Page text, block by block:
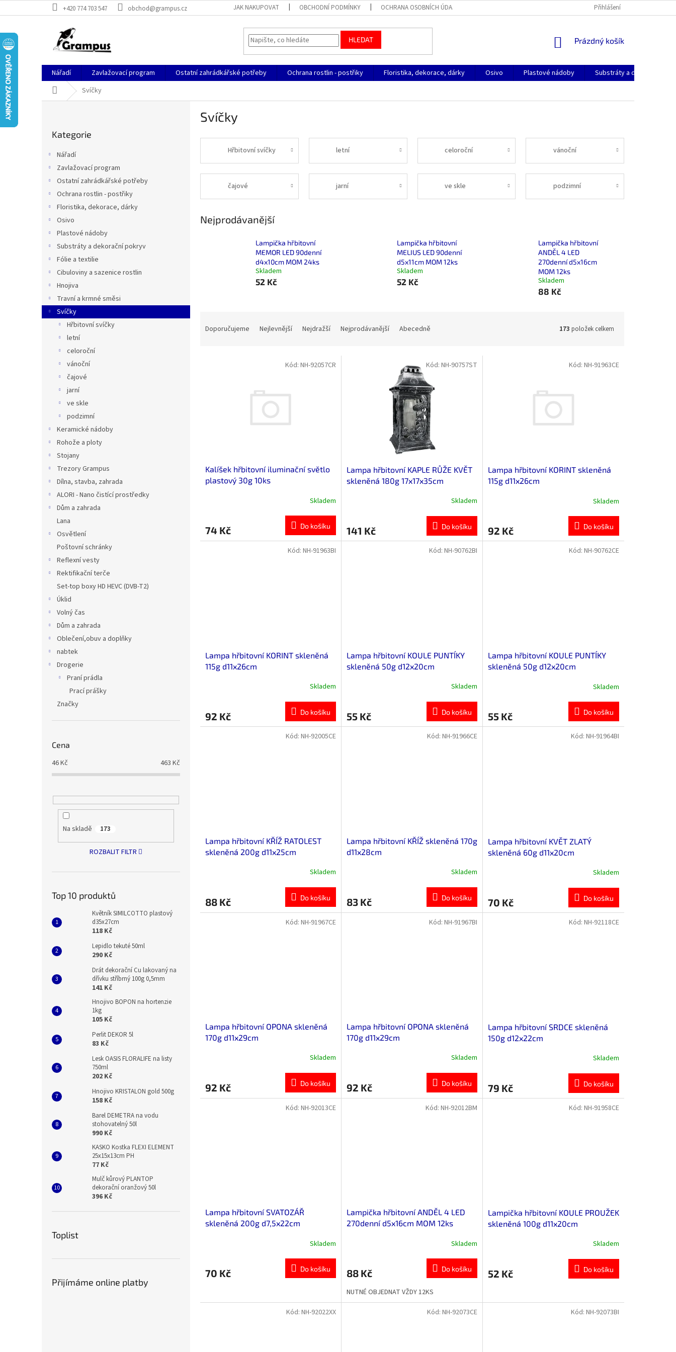
na
+420 774 703 547 obchod@grampus.cz JAK NAKUPOVAT OBCHODNÍ PODMÍNKY OCHRANA OSOBNÍCH ÚDAJŮ Přihlášení
HLEDAT
NÁKUPNÍ
Prázdný košík
Nářadí Zavlažovací program Ostatní zahrádkářské potřeby Ochrana rostlin - postřiky Floristika, dekorace, dárky Osivo Plastové nádoby
Substráty a dekorační
Domů Svíčky
kategorie
Kategorie
Nářadí
Zavlažovací program
Ostatní zahrádkářské potřeby
Ochrana rostlin - postřiky
Floristika, dekorace, dárky
Osivo
Plastové nádoby
Substráty a dekorační pokryv
Fólie a textilie
Cibuloviny a sazenice rostlin
Hnojiva
Travní a krmné směsi
Svíčky
Hřbitovní svíčky
letní
celoroční
vánoční
čajové
jarní
ve skle
podzimní
Keramické nádoby
Rohože a ploty
Stojany
Trezory Grampus
Dílna, stavba, zahrada
ALORI - Nano čistící prostředky
Dům a zahrada
Lana
Osvětlení
Poštovní schránky
Reflexní vesty
Rektifikační terče
Set-top boxy HD HEVC (DVB-T2)
Úklid
Volný čas
Dům a zahrada
Oblečení,obuv a doplňky
nabtek
Drogerie
Praní prádla
Prací prášky
Značky
Cena
46Kč 463 Kč
Na skladě 173
ROZBALIT FILTR
Top 10 produktů
Květník SIMILCOTTO plastový
d35x27cm
118 Kč
Lepidlo tekuté 50ml
290 Kč
Drát dekorační Cu lakovaný na
dřívku stříbrný 100g 0,5mm
141 Kč
Hnojivo BOPON na hortenzie
1kg
105 Kč
Perlit DEKOR 5l
83 Kč
Lesk OASIS FLORALIFE na listy
750ml
202 Kč
Hnojivo KRISTALON gold 500g
158 Kč
Barel DEMETRA na vodu
stohovatelný 50l
990 Kč
KASKO Kostka FLEXI ELEMENT
25x15x13cm PH
77 Kč
Mulč kůrový PLANTOP
dekorační oranžový 50l
396 Kč
Toplist
Přijímáme online platby
Svíčky
Hřbitovní svíčky letní celoroční vánoční
čajové jarní ve skle podzimní
Nejprodávanější
Lampička hřbitovní
MEMOR LED 90denní
d4x10cm MOM 24ks
Skladem
52 Kč
Lampička hřbitovní
MELIUS LED 90denní
d5x11cm MOM 12ks
Skladem
52 Kč
Lampička hřbitovní
ANDĚL 4 LED
270denní d5x16cm
MOM 12ks
Skladem
88 Kč
Doporučujeme Nejlevnější Nejdražší Nejprodávanější Abecedně 173 položek celkem
Kalíšek hřbitovní iluminační světlo
plastový 30g 10ks
Skladem
74 Kč Do košíku
Kód: NH-92057CR
Lampa hřbitovní KAPLE RŮŽE KVĚT
skleněná 180g 17x17x35cm
Skladem
141 Kč Do košíku
Kód: NH-90757ST
Lampa hřbitovní KORINT skleněná
115g d11x26cm
Skladem
92 Kč Do košíku
Kód: NH-91963CE
Lampa hřbitovní KORINT skleněná
115g d11x26cm
Skladem
92 Kč Do košíku
Kód: NH-91963BI
Lampa hřbitovní KOULE PUNTÍKY
skleněná 50g d12x20cm
Skladem
55 Kč Do košíku
Kód: NH-90762BI
Lampa hřbitovní KOULE PUNTÍKY
skleněná 50g d12x20cm
Skladem
55 Kč Do košíku
Kód: NH-90762CE
Lampa hřbitovní KŘÍŽ RATOLEST
skleněná 200g d11x25cm
Skladem
88 Kč Do košíku
Kód: NH-92005CE
Lampa hřbitovní KŘÍŽ skleněná 170g
d11x28cm
Skladem
83 Kč Do košíku
Kód: NH-91966CE
Lampa hřbitovní KVĚT ZLATÝ
skleněná 60g d11x20cm
Skladem
70 Kč Do košíku
Kód: NH-91964BI
Lampa hřbitovní OPONA skleněná
170g d11x29cm
Skladem
92 Kč Do košíku
Kód: NH-91967CE
Lampa hřbitovní OPONA skleněná
170g d11x29cm
Skladem
92 Kč Do košíku
Kód: NH-91967BI
Lampa hřbitovní SRDCE skleněná
150g d12x22cm
Skladem
79 Kč Do košíku
Kód: NH-92118CE
Lampa hřbitovní SVATOZÁŘ
skleněná 200g d7,5x22cm
Skladem
70 Kč Do košíku
Kód: NH-92013CE
Lampička hřbitovní ANDĚL 4 LED
270denní d5x16cm MOM 12ks
Skladem
88 Kč Do košíku
NUTNÉ OBJEDNAT VŽDY 12KS
Kód: NH-92012BM
Lampička hřbitovní KOULE PROUŽEK
skleněná 100g d11x20cm
Skladem
52 Kč Do košíku
Kód: NH-91958CE
Kód: NH-92022XX Kód: NH-92073CE Kód: NH-92073BI